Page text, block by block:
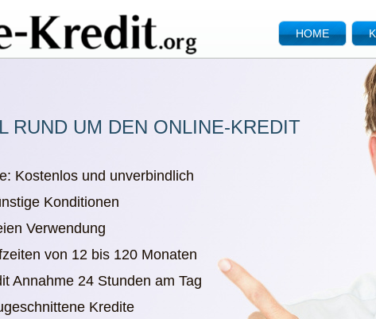
HOME
RUND UM DEN ONLINE-KREDIT
Kostenlos und unverbindlich
Konditionen
Verwendung
von 12 bis 120 Monaten
Annahme 24 Stunden am Tag
Kredite